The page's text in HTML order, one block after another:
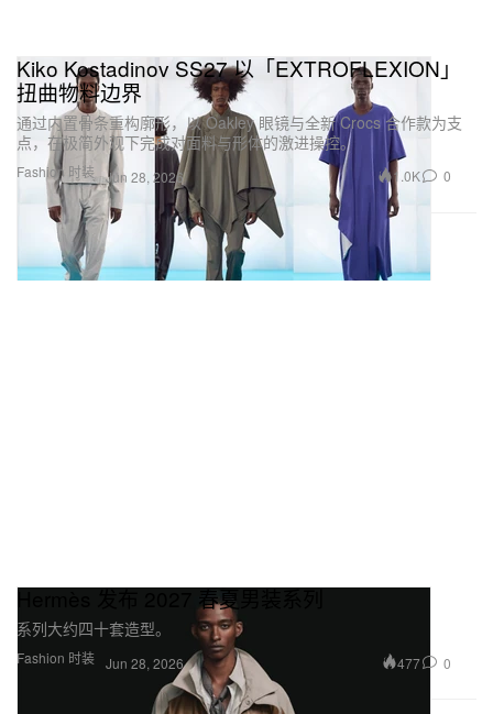
Fashion 时装
Kiko Kostadinov SS27 以「EXTROFLEXION」
扭曲物料边界
通过内置骨条重构廓形，以 Oakley 眼镜与全新 Crocs 合作款为支
点，在极简外观下完成对面料与形体的激进操控。
Jun 28, 2026 1.0K 0
Fashion 时装
Hermès 发布 2027 春夏男装系列
系列大约四十套造型。
Jun 28, 2026 477 0